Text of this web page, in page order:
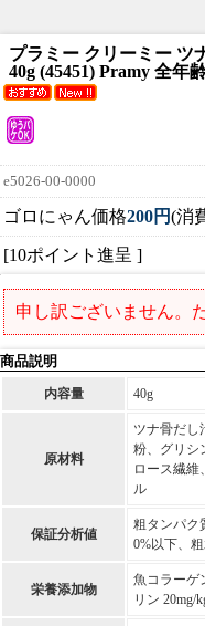
プラミー クリーミー ツ
40g (45451) Pramy 全年
e5026-00-0000
ゴロにゃん価格200円(消
[10ポイント進呈 ]
申し訳ございません。
商品説明
内容量 40g
原材料
ツナ骨だし
粉、グリシ
ロース繊維
ル
保証分析値
粗タンパク
0%以下、
栄養添加物
魚コラーゲ
リン 20mg/